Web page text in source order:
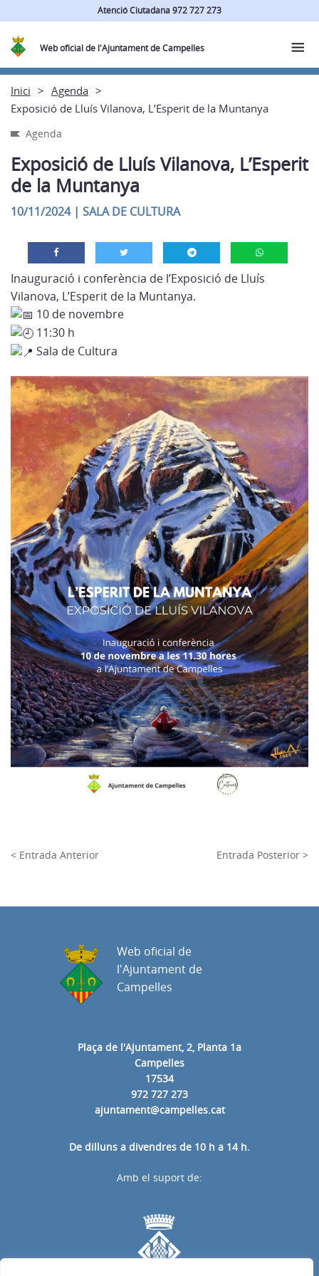
Atenció Ciutadana 972 727 273
Web oficial de l'Ajuntament de Campelles
Inici
Agenda
Exposició de Lluís Vilanova, L’Esperit de la Muntanya
Agenda
Exposició de Lluís Vilanova, L’Esperit
de la Muntanya
10/11/2024| SALA DE CULTURA
Inauguració i conferència de l’Exposició de Lluís
Vilanova, L’Esperit de la Muntanya.
10 de novembre
11:30 h
Sala de Cultura
< Entrada Anterior Entrada Posterior >
Plaça de l'Ajuntament, 2, Planta 1a
Campelles
17534
972 727 273
ajuntament@campelles.cat
De dilluns a divendres de 10 h a 14 h.
Web oficial de
l'Ajuntament de
Campelles
Amb el suport de: